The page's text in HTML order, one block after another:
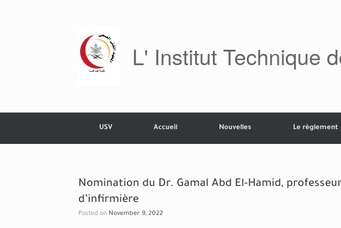
L' Institut Technique
USV Accueil Nouvelles Le règlement
Nomination du Dr. Gamal Abd El-Hamid,
d’infirmière
Posted on November 9, 2022